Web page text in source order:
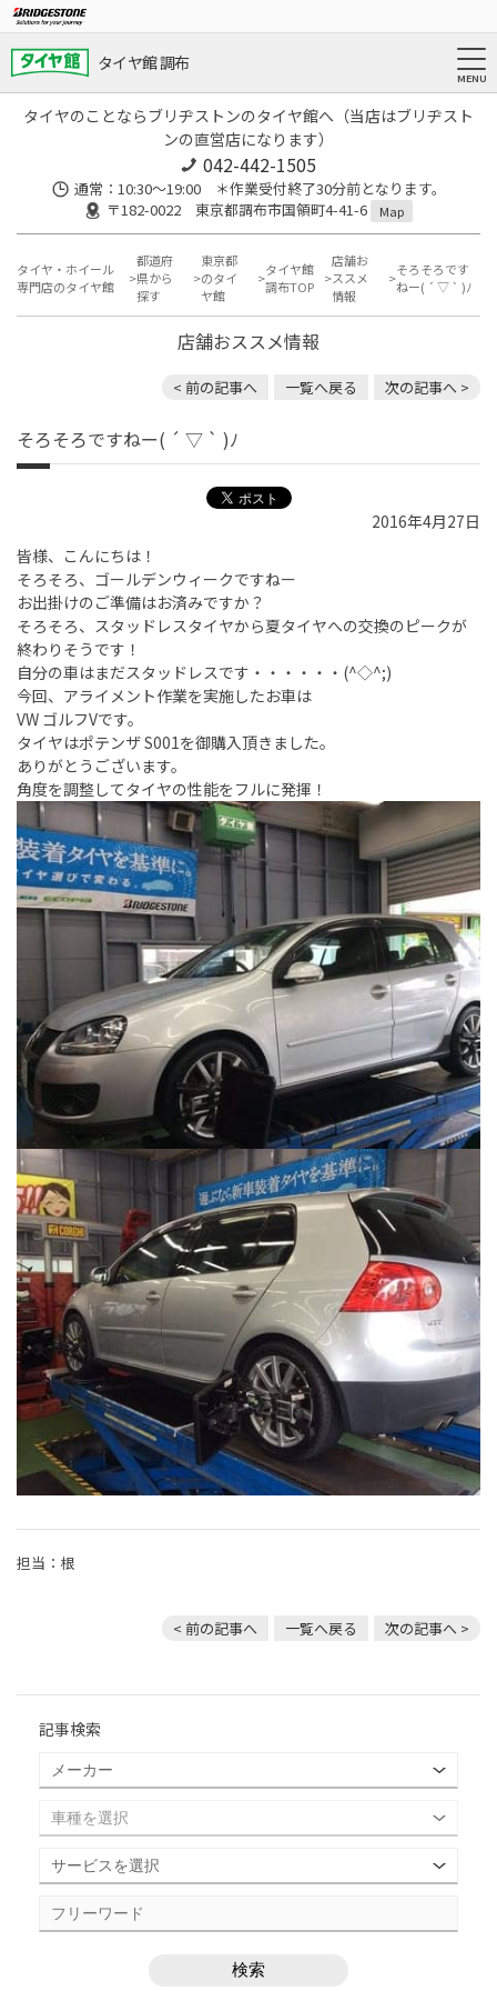
タイヤ館 調布
タイヤのことならブリヂストンのタイヤ館へ（当店はブリヂスト
ンの直営店になります）
042-442-1505
通常：10:30～19:00 ＊作業受付終了30分前となります。
〒182-0022 東京都調布市国領町4-41-6
Map
タイヤ・ホイール
専門店のタイヤ館
都道府
県から
探す
東京都
のタイ
ヤ館
タイヤ館
調布TOP
店舗お
ススメ
情報
そろそろです
ねー( ´ ▽ ` )ﾉ
店舗おススメ情報
< 前の記事へ 一覧へ戻る 次の記事へ >
そろそろですねー( ´ ▽ ` )ﾉ
2016年4月27日
皆様、こんにちは！
そろそろ、ゴールデンウィークですねー
お出掛けのご準備はお済みですか？
そろそろ、スタッドレスタイヤから夏タイヤへの交換のピークが
終わりそうです！
自分の車はまだスタッドレスです・・・・・・(^◇^;)
今回、アライメント作業を実施したお車は
VW ゴルフVです。
タイヤはポテンザ S001を御購入頂きました。
ありがとうございます。
角度を調整してタイヤの性能をフルに発揮！
担当：根
< 前の記事へ 一覧へ戻る 次の記事へ >
記事検索